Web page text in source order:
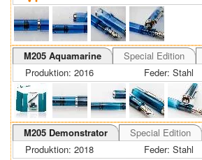
M205 Aquamarine Special Edition
Produktion: 2016
Feder: Stahl
M205 Demonstrator Special Edition
Produktion: 2018
Feder: Stahl